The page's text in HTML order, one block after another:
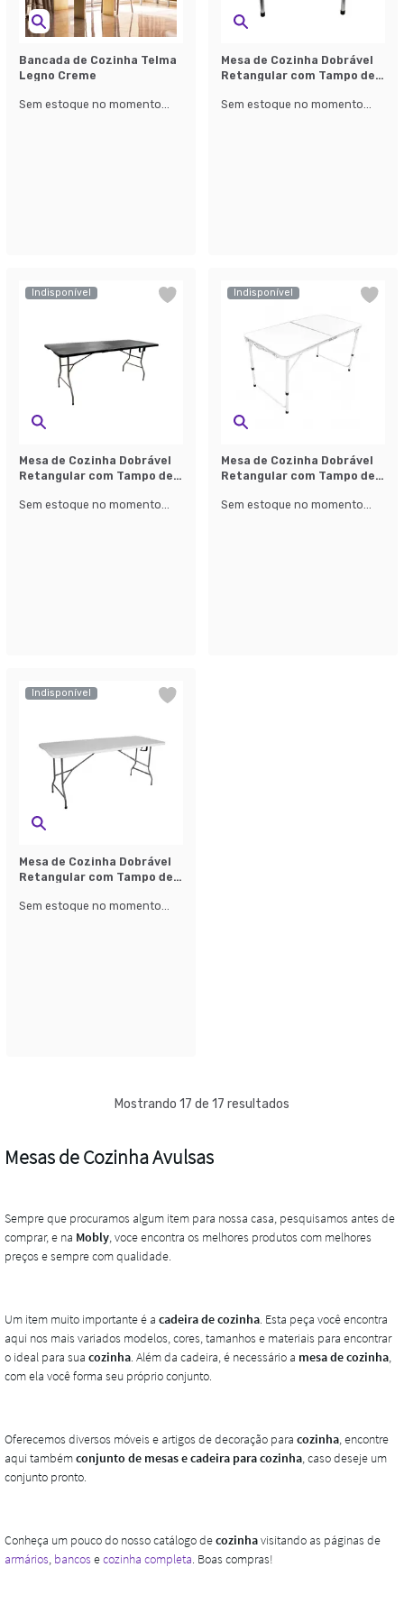
Bancada de Cozinha Telma
Legno Creme
Sem estoque no momento...
Mesa de Cozinha Dobrável
Retangular com Tampo de
cm
Sem estoque no momento...
Indisponível
Mesa de Cozinha Dobrável
Retangular com Tampo de
180 cm
Sem estoque no momento...
Indisponível
Mesa de Cozinha Dobrável
Retangular com Tampo de
120 cm
Sem estoque no momento...
Indisponível
Mesa de Cozinha Dobrável
Retangular com Tampo de
Cinza 180 cm
Sem estoque no momento...
Mostrando 17 de 17 resultados